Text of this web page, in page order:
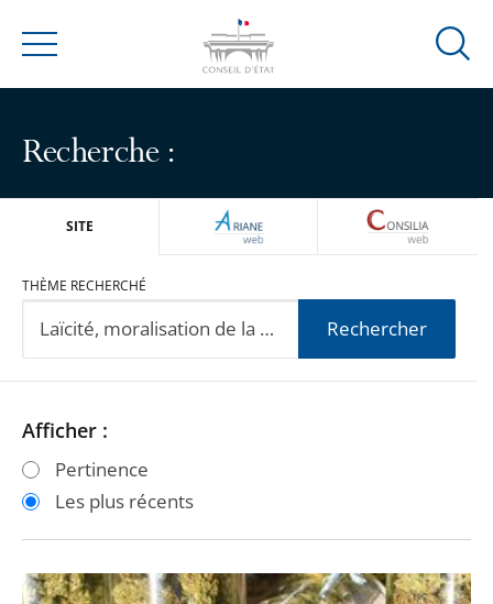
Menu
Ouvrir
Recherche :
SITE ARIANEWEB
THÈME RECHERCHÉ
Rechercher
Passer
les
filtres
après
Passer
les
filtres
avant
Afficher :
Pertinence
Les plus récents
CBD